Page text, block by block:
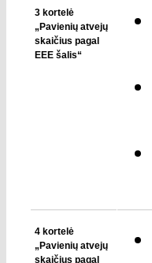
3 kortelė
„Pavienių atvejų
skaičius pagal
EEE šalis“
4 kortelė
„Pavienių atvejų
skaičius pagal